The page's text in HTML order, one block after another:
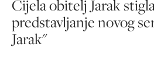
Cijela obitelj Jarak
predstavljanje novog
Jarak"